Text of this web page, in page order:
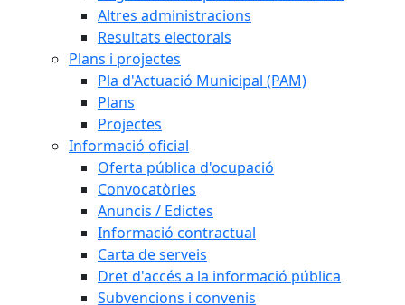
Altres administracions
Resultats electorals
Plans i projectes
Pla d'Actuació Municipal (PAM)
Plans
Projectes
Informació oficial
Oferta pública d'ocupació
Convocatòries
Anuncis / Edictes
Informació contractual
Carta de serveis
Dret d'accés a la informació pública
Subvencions i convenis